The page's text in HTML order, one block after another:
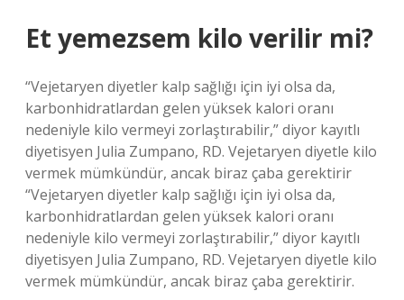
Et yemezsem kilo verilir mi?
“Vejetaryen diyetler kalp sağlığı için iyi olsa da,
karbonhidratlardan gelen yüksek kalori oranı
nedeniyle kilo vermeyi zorlaştırabilir,” diyor kayıtlı
diyetisyen Julia Zumpano, RD. Vejetaryen diyetle kilo
vermek mümkündür, ancak biraz çaba gerektirir
“Vejetaryen diyetler kalp sağlığı için iyi olsa da,
karbonhidratlardan gelen yüksek kalori oranı
nedeniyle kilo vermeyi zorlaştırabilir,” diyor kayıtlı
diyetisyen Julia Zumpano, RD. Vejetaryen diyetle kilo
vermek mümkündür, ancak biraz çaba gerektirir.